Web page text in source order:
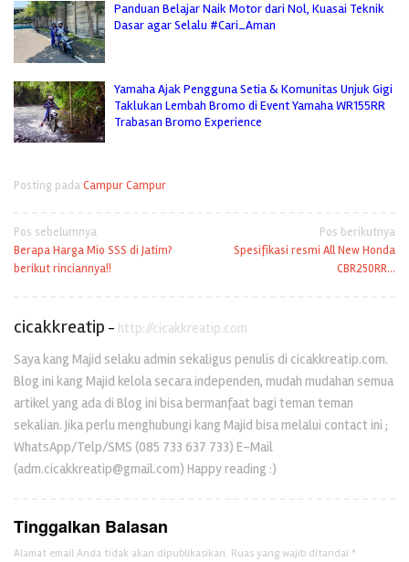
Panduan Belajar Naik Motor dari Nol, Kuasai Teknik
Dasar agar Selalu #Cari_Aman
Yamaha Ajak Pengguna Setia & Komunitas Unjuk Gigi
Taklukan Lembah Bromo di Event Yamaha WR155RR
Trabasan Bromo Experience
Posting padaCampur Campur
Navigasi
pos
Pos sebelumnya
Berapa Harga Mio SSS di Jatim?
berikut rinciannya!!
Pos berikutnya
Spesifikasi resmi All New Honda
CBR250RR…
cicakkreatip - http://cicakkreatip.com
Saya kang Majid selaku admin sekaligus penulis di cicakkreatip.com.
Blog ini kang Majid kelola secara independen, mudah mudahan semua
artikel yang ada di Blog ini bisa bermanfaat bagi teman teman
sekalian. Jika perlu menghubungi kang Majid bisa melalui contact ini ;
WhatsApp/Telp/SMS (085 733 637 733) E-Mail
(adm.cicakkreatip@gmail.com) Happy reading :)
Tinggalkan Balasan
Alamat email Anda tidak akan dipublikasikan. Ruas yang wajib ditandai *